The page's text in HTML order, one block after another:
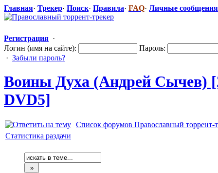
Главная· Трекер· Поиск· Правила· FAQ· Личные сообщения
Регистрация ·
Логин (имя на сайте):
Пароль:
· Забыли пароль?
Воины Духа (Андрей Сычев)
DVD5]
Список форумов Православный торрент-
Статистика раздачи